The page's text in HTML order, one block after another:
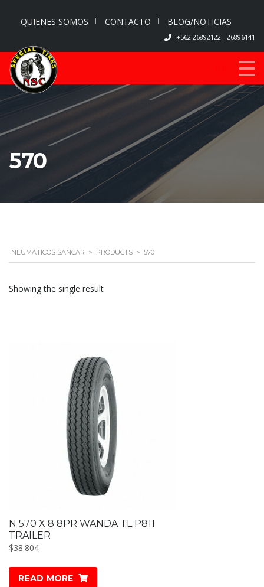
QUIENES SOMOS CONTACTO BLOG/NOTICIAS
+562 26892122 - 26896141
570
NEUMÁTICOS SANCAR > PRODUCTS > 570
Showing the single result
N 570 X 8 8PR WANDA TL P811
TRAILER
$38.804
READ MORE